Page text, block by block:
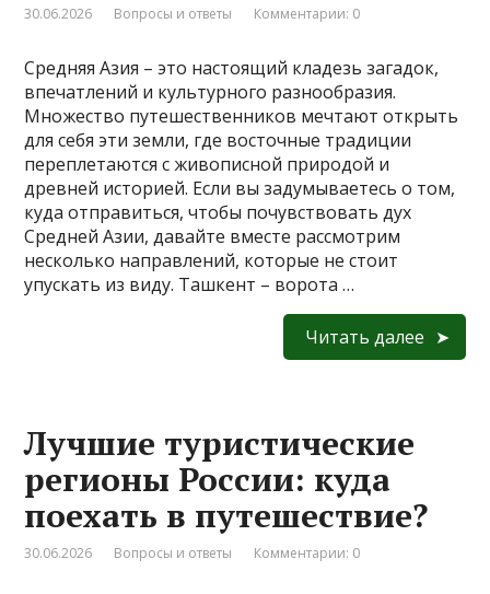
30.06.2026 Вопросы и ответы Комментарии: 0
Средняя Азия – это настоящий кладезь загадок,
впечатлений и культурного разнообразия.
Множество путешественников мечтают открыть
для себя эти земли, где восточные традиции
переплетаются с живописной природой и
древней историей. Если вы задумываетесь о том,
куда отправиться, чтобы почувствовать дух
Средней Азии, давайте вместе рассмотрим
несколько направлений, которые не стоит
упускать из виду. Ташкент – ворота …
Читать далее
Лучшие туристические
регионы России: куда
поехать в путешествие?
30.06.2026 Вопросы и ответы Комментарии: 0